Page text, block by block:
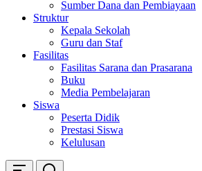
Sumber Dana dan Pembiayaan
Struktur
Kepala Sekolah
Guru dan Staf
Fasilitas
Fasilitas Sarana dan Prasarana
Buku
Media Pembelajaran
Siswa
Peserta Didik
Prestasi Siswa
Kelulusan